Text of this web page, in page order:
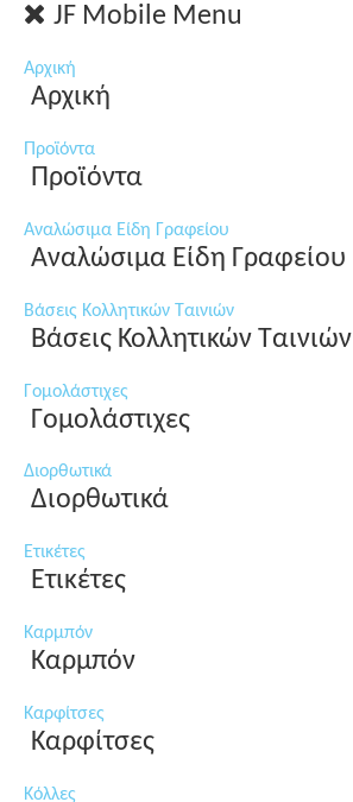
JF Mobile Menu
Αρχική
Αρχική
Προϊόντα
Προϊόντα
Αναλώσιμα Είδη Γραφείου
Αναλώσιμα Είδη Γραφείου
Βάσεις Κολλητικών Ταινιών
Βάσεις Κολλητικών Ταινιών
Γομολάστιχες
Γομολάστιχες
Διορθωτικά
Διορθωτικά
Ετικέτες
Ετικέτες
Καρμπόν
Καρμπόν
Καρφίτσες
Καρφίτσες
Κόλλες